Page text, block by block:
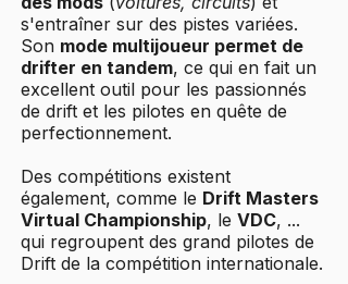
s'entraîner sur des pistes variées.
Son mode multijoueur permet de
drifter en tandem, ce qui en fait un
excellent outil pour les passionnés
de drift et les pilotes en quête de
perfectionnement.
Des compétitions existent
également, comme le Drift Masters
Virtual Championship, le VDC, ...
qui regroupent des grand pilotes de
Drift de la compétition internationale.​